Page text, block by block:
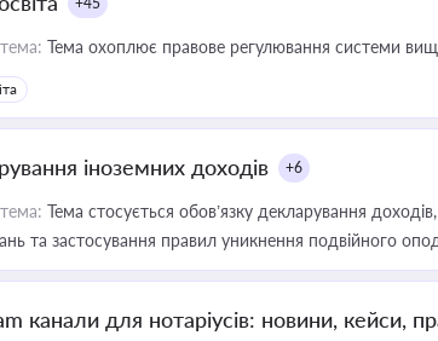
Тема охоплює правове регулювання системи вищої
іноземних доходів +6
Тема стосується обов’язку декларування
та застосування правил уникнення подвійного
канали для нотаріусів: новини, кейси,